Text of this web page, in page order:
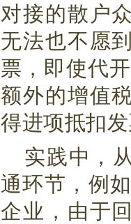
对接的散户
无法也不愿
票，即使代
额外的增值
得进项抵扣
实践中，
通环节，例
企业，由于